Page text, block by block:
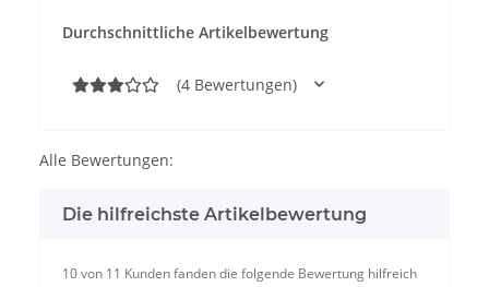
Durchschnittliche Artikelbewertung
(4 Bewertungen)
Alle Bewertungen:
Die hilfreichste Artikelbewertung
10 von 11 Kunden fanden die folgende Bewertung hilfreich